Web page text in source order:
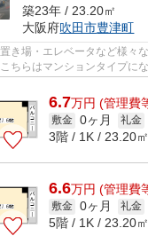
築23年 / 23.20㎡
大阪府吹田市豊津町
き場・エレベータなど様々
ちらはマンションタイプに
い快適空間を...
6.7万円 (管理費
敷金 0ヶ月 礼金
3階 / 1K / 23.20㎡
6.6万円 (管理費
敷金 0ヶ月 礼金
5階 / 1K / 23.20㎡